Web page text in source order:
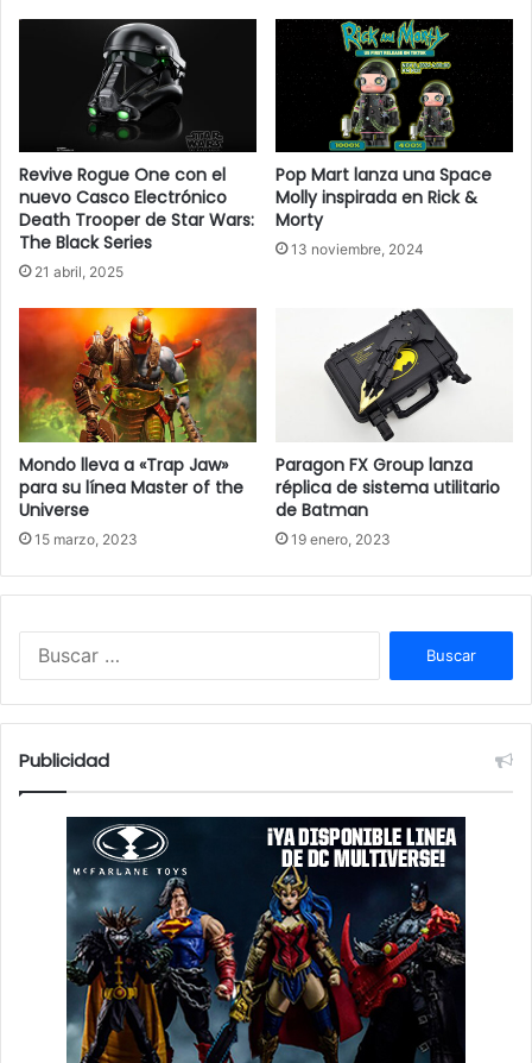
Revive Rogue One con el
nuevo Casco Electrónico
Death Trooper de Star Wars:
The Black Series
21 abril, 2025
Pop Mart lanza una Space
Molly inspirada en Rick &
Morty
13 noviembre, 2024
Mondo lleva a «Trap Jaw»
para su línea Master of the
Universe
15 marzo, 2023
Paragon FX Group lanza
réplica de sistema utilitario
de Batman
19 enero, 2023
Publicidad